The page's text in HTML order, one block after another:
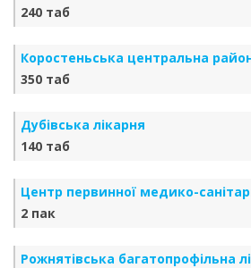
240 таб
Коростеньська центральна
350 таб
Дубівська лікарня
140 таб
Центр первинної медико-
2 пак
Рожнятівська багатопрофільна